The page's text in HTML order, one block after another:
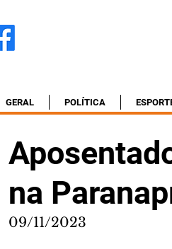
GERAL POLÍTICA
na
09/11/2023